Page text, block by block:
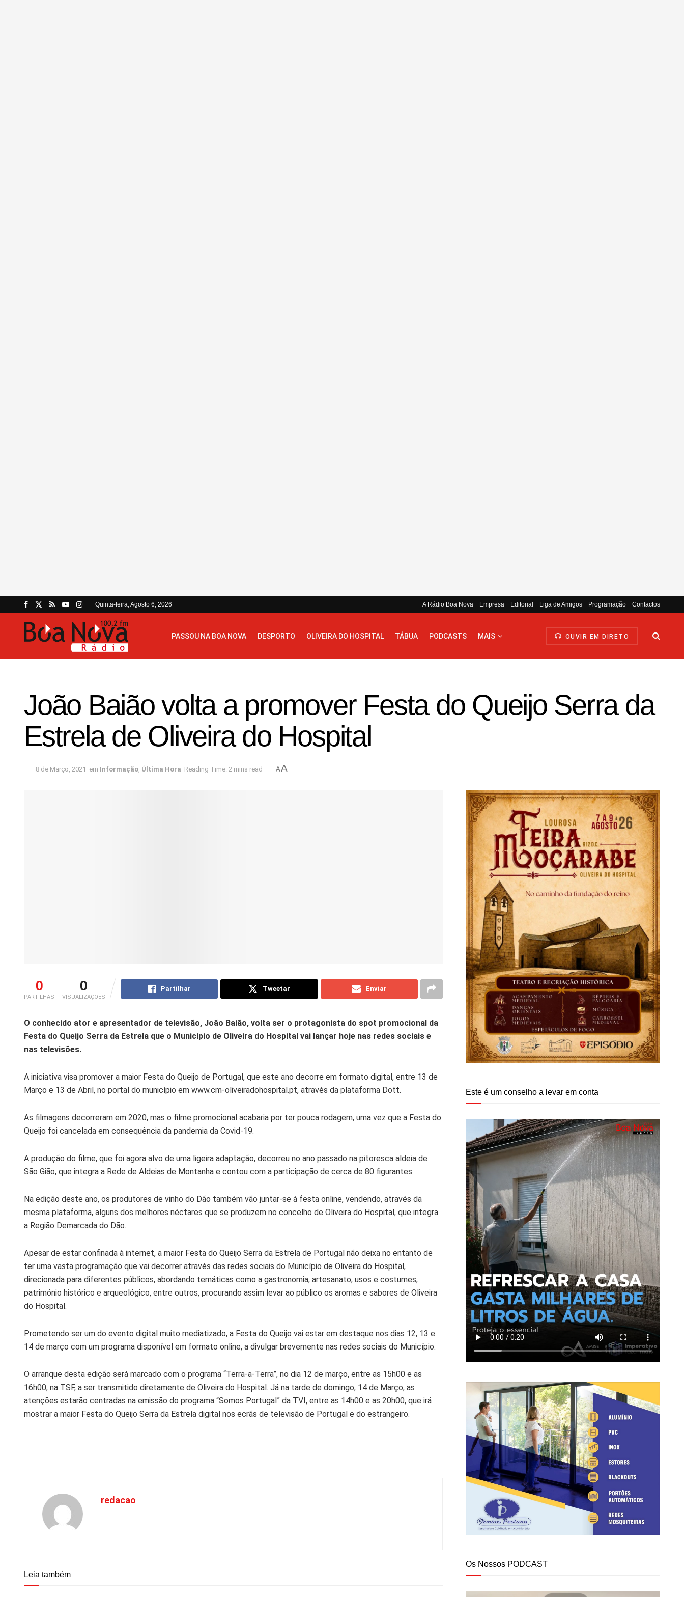
Quinta-feira, Agosto 6, 2026 A Rádio Boa Nova Empresa Editorial Liga de Amigos Programação Contactos
PASSOU NA BOA NOVA DESPORTO OLIVEIRA DO HOSPITAL TÁBUA PODCASTS MAIS OUVIR EM DIRETO
João Baião volta a promover Festa do Queijo Serra da
Estrela de Oliveira do Hospital
8 de Março, 2021 em Informação, Última Hora Reading Time: 2 mins read AA
0
PARTILHAS
0
VISUALIZAÇÕES
Partilhar Tweetar Enviar
O conhecido ator e apresentador de televisão, João Baião, volta ser o protagonista do spot promocional da
Festa do Queijo Serra da Estrela que o Município de Oliveira do Hospital vai lançar hoje nas redes sociais e
nas televisões.
A iniciativa visa promover a maior Festa do Queijo de Portugal, que este ano decorre em formato digital, entre 13 de
Março e 13 de Abril, no portal do município em www.cm-oliveiradohospital.pt, através da plataforma Dott.
As filmagens decorreram em 2020, mas o filme promocional acabaria por ter pouca rodagem, uma vez que a Festa do
Queijo foi cancelada em consequência da pandemia da Covid-19.
A produção do filme, que foi agora alvo de uma ligeira adaptação, decorreu no ano passado na pitoresca aldeia de
São Gião, que integra a Rede de Aldeias de Montanha e contou com a participação de cerca de 80 figurantes.
Na edição deste ano, os produtores de vinho do Dão também vão juntar-se à festa online, vendendo, através da
mesma plataforma, alguns dos melhores néctares que se produzem no concelho de Oliveira do Hospital, que integra
a Região Demarcada do Dão.
Apesar de estar confinada à internet, a maior Festa do Queijo Serra da Estrela de Portugal não deixa no entanto de
ter uma vasta programação que vai decorrer através das redes sociais do Município de Oliveira do Hospital,
direcionada para diferentes públicos, abordando temáticas como a gastronomia, artesanato, usos e costumes,
património histórico e arqueológico, entre outros, procurando assim levar ao público os aromas e sabores de Oliveira
do Hospital.
Prometendo ser um do evento digital muito mediatizado, a Festa do Queijo vai estar em destaque nos dias 12, 13 e
14 de março com um programa disponível em formato online, a divulgar brevemente nas redes sociais do Município.
O arranque desta edição será marcado com o programa “Terra-a-Terra”, no dia 12 de março, entre as 15h00 e as
16h00, na TSF, a ser transmitido diretamente de Oliveira do Hospital. Já na tarde de domingo, 14 de Março, as
atenções estarão centradas na emissão do programa “Somos Portugal” da TVI, entre as 14h00 e as 20h00, que irá
mostrar a maior Festa do Queijo Serra da Estrela digital nos ecrãs de televisão de Portugal e do estrangeiro.
redacao
Leia também
Este é um conselho a levar em conta
Os Nossos PODCAST